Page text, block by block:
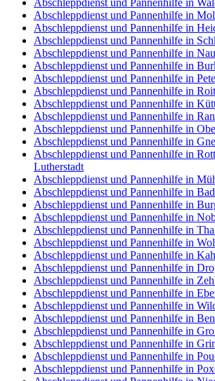
Abschleppdienst und Pannenhilfe in
Abschleppdienst und Pannenhilfe in
Abschleppdienst und Pannenhilfe in
Abschleppdienst und Pannenhilfe in
Abschleppdienst und Pannenhilfe in
Abschleppdienst und Pannenhilfe in
Abschleppdienst und Pannenhilfe in
Abschleppdienst und Pannenhilfe in
Abschleppdienst und Pannenhilfe in
Abschleppdienst und Pannenhilfe in
Abschleppdienst und Pannenhilfe in
Abschleppdienst und Pannenhilfe in
Abschleppdienst und Pannenhilfe in
Lutherstadt
Abschleppdienst und Pannenhilfe in
Abschleppdienst und Pannenhilfe in
Abschleppdienst und Pannenhilfe in
Abschleppdienst und Pannenhilfe in
Abschleppdienst und Pannenhilfe in
Abschleppdienst und Pannenhilfe in
Abschleppdienst und Pannenhilfe in
Abschleppdienst und Pannenhilfe in
Abschleppdienst und Pannenhilfe in
Abschleppdienst und Pannenhilfe in
Abschleppdienst und Pannenhilfe in
Abschleppdienst und Pannenhilfe in
Abschleppdienst und Pannenhilfe in
Abschleppdienst und Pannenhilfe in
Abschleppdienst und Pannenhilfe in
Abschleppdienst und Pannenhilfe in